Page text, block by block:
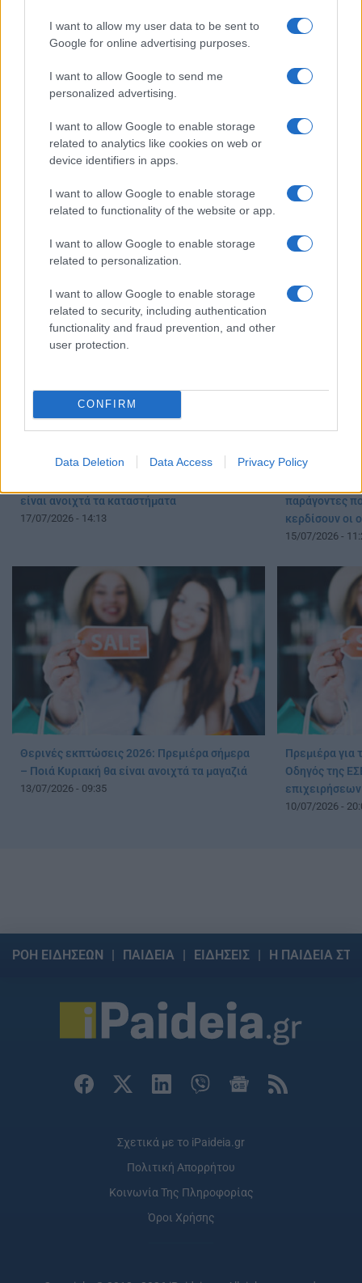
I want to allow my user data to be sent to
Google for online advertising purposes.
I want to allow Google to send me
personalized advertising.
I want to allow Google to enable storage
related to analytics like cookies on web or
device identifiers in apps.
I want to allow Google to enable storage
related to functionality of the website or app.
I want to allow Google to enable storage
related to personalization.
I want to allow Google to enable storage
related to security, including authentication
functionality and fraud prevention, and other
user protection.
CONFIRM
Data Deletion Data Access Privacy Policy
22/07/2026 - 18:09
Προσοχή στις
είναι ανοιχτά τα καταστήματα
17/07/2026 - 14:13
παράγοντες
κερδίσουν οι
15/07/2026 -
Θερινές εκπτώσεις 2026: Πρεμιέρα σήμερα
– Ποιά Κυριακή θα είναι ανοιχτά τα μαγαζιά
13/07/2026 - 09:35
Πρεμιέρα για
Οδηγός της
επιχειρήσεων
10/07/2026 -
ΡΟΗ ΕΙΔΗΣΕΩΝ ΠΑΙΔΕΙΑ ΕΙΔΗΣΕΙΣ Η ΠΑΙΔΕΙΑ
Σχετικά με το iPaideia.gr
Πολιτική Απορρήτου
Κοινωνία Της Πληροφορίας
Όροι Χρήσης